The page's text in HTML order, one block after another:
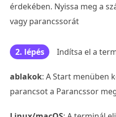
érdekében. Nyissa meg a
vagy parancssorát
2. lépés Indítsa el a
ablakok: A Start menüben
parancsot a Parancssor